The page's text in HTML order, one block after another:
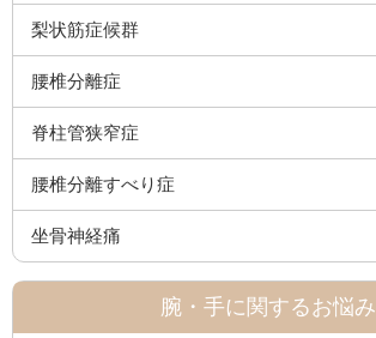
梨状筋症候群
腰椎分離症
脊柱管狭窄症
腰椎分離すべり症
坐骨神経痛
腕・手に関するお悩み